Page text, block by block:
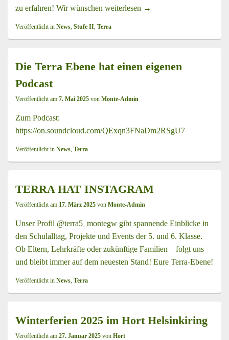
zu erfahren! Wir wünschen weiterlesen Montessori Podcast
→
Veröffentlicht in News, Stufe II, Terra
Die Terra Ebene hat einen eigenen
Podcast
Veröffentlicht am 7. Mai 2025 von Monte-Admin
Zum Podcast:
https://on.soundcloud.com/QExqn3FNaDm2RSgU7
Veröffentlicht in News, Terra
TERRA HAT INSTAGRAM
Veröffentlicht am 17. März 2025 von Monte-Admin
Unser Profil @terra5_montegw gibt spannende Einblicke in
den Schulalltag, Projekte und Events der 5. und 6. Klasse.
Ob Eltern, Lehrkräfte oder zukünftige Familien – folgt uns
und bleibt immer auf dem neuesten Stand! Eure Terra-Ebene!
Veröffentlicht in News, Terra
Winterferien 2025 im Hort Helsinkiring
Veröffentlicht am 27. Januar 2025 von Hort